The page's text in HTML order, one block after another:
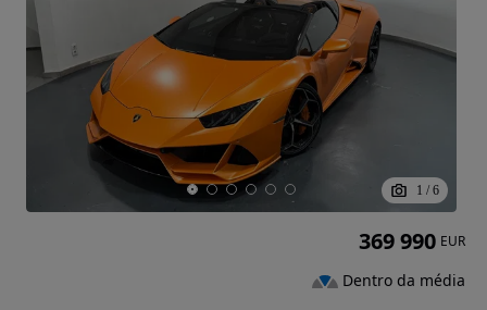
1 / 6
369 990 EUR
Dentro da média